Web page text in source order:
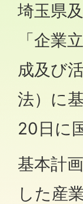
埼玉県
「企業
成及び
法）に
20日に
基本計
した産